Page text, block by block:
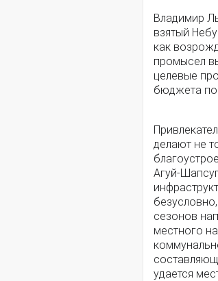
Владимир
взятый
как
промысел
целевые
бюджета
делают не
Агуй-
сезонов
местного
удается